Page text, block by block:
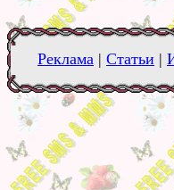
Реклама | Статьи |